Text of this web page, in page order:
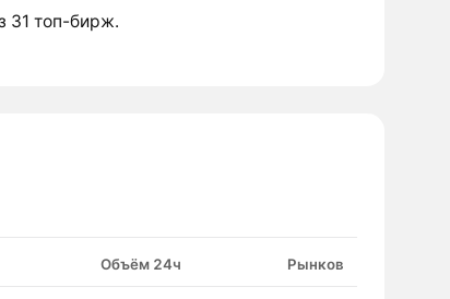
31 топ-бирж.
Объём 24ч Рынков